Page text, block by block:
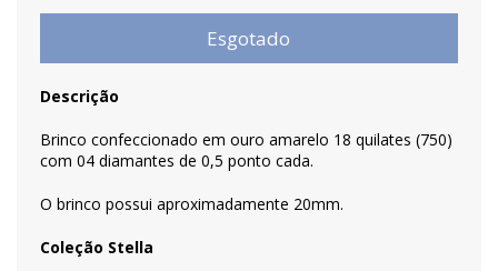
Descrição
Brinco confeccionado em ouro amarelo 18 quilates (750)
com 04 diamantes de 0,5 ponto cada.
O brinco possui aproximadamente 20mm.
Coleção Stella